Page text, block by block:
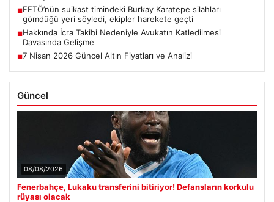
■FETÖ’nün suikast timindeki Burkay Karatepe silahları
gömdüğü yeri söyledi, ekipler harekete geçti
■Hakkında İcra Takibi Nedeniyle Avukatın Katledilmesi
Davasında Gelişme
■7 Nisan 2026 Güncel Altın Fiyatları ve Analizi
Güncel
08/08/2026
Fenerbahçe, Lukaku transferini bitiriyor! Defansların korkulu
rüyası olacak